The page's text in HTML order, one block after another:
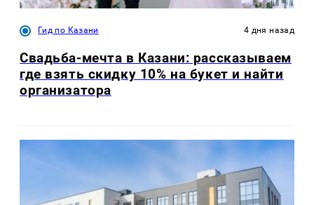
Гид по Казани 4 дня назад
Свадьба-мечта в Казани: рассказываем
где взять скидку 10% на букет и найти
организатора